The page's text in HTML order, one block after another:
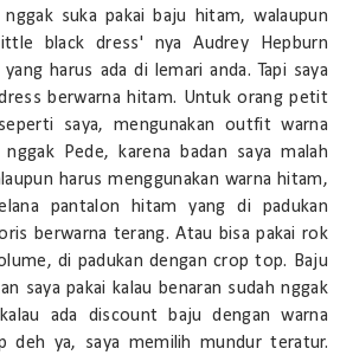
suka pakai baju hitam, walaupun
black dress' nya Audrey Hepburn
harus ada di lemari anda. Tapi saya
berwarna hitam. Untuk orang petit
saya, mengunakan outfit warna
Pede, karena badan saya malah
harus menggunakan warna hitam,
pantalon hitam yang di padukan
berwarna terang. Atau bisa pakai rok
di padukan dengan crop top. Baju
saya pakai kalau benaran sudah nggak
ada discount baju dengan warna
deh ya, saya memilih mundur teratur.